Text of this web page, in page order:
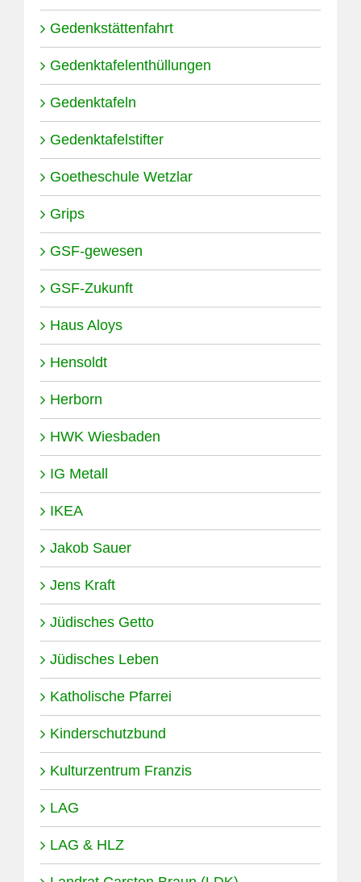
Gedenkstättenfahrt
Gedenktafelenthüllungen
Gedenktafeln
Gedenktafelstifter
Goetheschule Wetzlar
Grips
GSF-gewesen
GSF-Zukunft
Haus Aloys
Hensoldt
Herborn
HWK Wiesbaden
IG Metall
IKEA
Jakob Sauer
Jens Kraft
Jüdisches Getto
Jüdisches Leben
Katholische Pfarrei
Kinderschutzbund
Kulturzentrum Franzis
LAG
LAG & HLZ